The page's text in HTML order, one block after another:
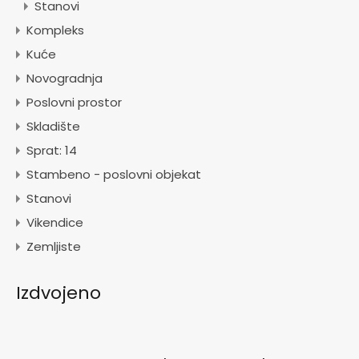
Stanovi
Kompleks
Kuće
Novogradnja
Poslovni prostor
Skladište
Sprat: 14
Stambeno - poslovni objekat
Stanovi
Vikendice
Zemljiste
Izdvojeno